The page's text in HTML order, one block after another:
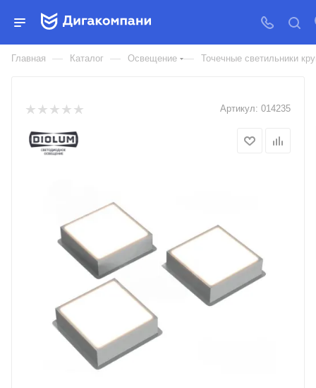
СВЕТИЛЬНИК СВЕТОДИОДНЫЙ
ГРИЛЬЯТО ДОМИНО 150
Главная — Каталог — Освещение — Точечные светильники
Артикул: 014235